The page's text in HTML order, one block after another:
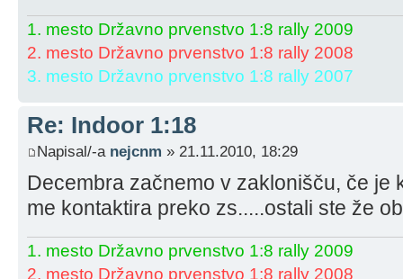
1. mesto Državno prvenstvo 1:8 rally 2009
2. mesto Državno prvenstvo 1:8 rally 2008
3. mesto Državno prvenstvo 1:8 rally 2007
Re: Indoor 1:18
Napisal/-a nejcnm » 21.11.2010, 18:29
Decembra začnemo v zaklonišču, če je
me kontaktira preko zs.....ostali ste že
1. mesto Državno prvenstvo 1:8 rally 2009
2. mesto Državno prvenstvo 1:8 rally 2008